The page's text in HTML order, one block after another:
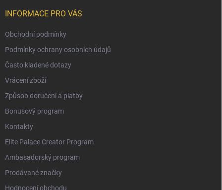
INFORMACE PRO VÁS
Obchodní podmínky
Podmínky ochrany osobních údajů
Často kladené dotazy
Vrácení zboží
Způsob doručení a platby
Bonusový program
Kontakty
Elite Palace Creator Program
Ambasadorský program
Prodávané značky
Hodnocení obchodu